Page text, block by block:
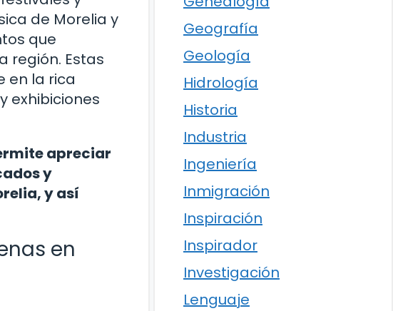
de Morelia y
que
región. Estas
en la rica
exhibiciones
apreciar
y
y así
en
Geografía
Geología
Hidrología
Historia
Industria
Ingeniería
Inmigración
Inspiración
Inspirador
Investigación
Lenguaje